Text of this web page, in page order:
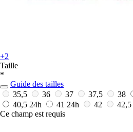
+2
Taille
*
Guide des tailles
35,5
36 37 37,5 38
40,5 24h 41 24h 42 42,5
Ce champ est requis